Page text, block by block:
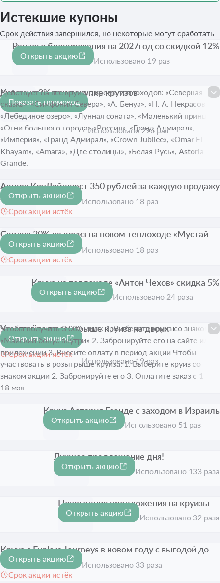
Истекшие купоны
Срок действия завершился, но некоторые могут сработать
-12%
Раннего бронирования на 2027год со скидкой 12%
Срок акции истёк
Открыть акцию
Использовано 19 раз
-3%
Купон на 3% при покупке круизов
Срок акции истёк
Действует на все круизы, кроме теплоходов: «Северная
сказка», «Симфония Севера», «А. Бенуа», «Н. А. Некрасов»,
«Лебединое озеро», «Лунная соната», «Маленький принц»,
«Огни большого города»,«Россия», «Гранд Адмирал»,
«Империя», «Гранд Адмирал», «Crown Jubilee», «Omar El
Khayam», «Amara», «Две столицы», «Белая Русь», Astoria
Grande.
Показать промокод
Использовано 296 раз
350 ₽
Акция: КруДайджест 350 рублей за каждую продажу
акционного круиза
Срок акции истёк
Открыть акцию
Использовано 18 раз
-20%
Скидка 20% на круиз на новом теплоходе «Мустай
Карим»
Срок акции истёк
Открыть акцию
Использовано 18 раз
-5%
Круиз на теплоходе «Антон Чехов» скидка 5%
Срок акции истёк
Открыть акцию
Использовано 24 раза
Участвуйте в розыгрыше круиза на двоих +
повышенные мили
Срок акции истёк
Чтобы получить 3 000 миль: 1. Выберите круиз со знаком
«Майский бонус внутри» 2. Забронируйте его на сайте или в
приложении 3. Внесите оплату в период акции Чтобы
участвовать в розыгрыше круиза: 1. Выберите круиз со
знаком акции 2. Забронируйте его 3. Оплатите заказ с 1 по
18 мая
Открыть акцию
Использовано 19 раз
Круиз Астория Гранде с заходом в Израиль
Срок акции истёк
Открыть акцию
Использовано 51 раз
-20%
Лучшее предложение дня!
Срок акции истёк
Открыть акцию
Использовано 133 раза
Новогодние предложения на круизы
Срок акции истёк
Открыть акцию
Использовано 32 раза
-35%
Круиз с Explora Journeys в новом году с выгодой до
35%
Срок акции истёк
Открыть акцию
Использовано 33 раза